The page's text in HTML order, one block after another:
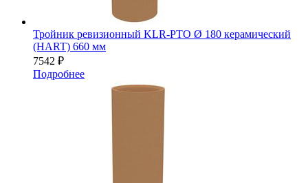
Тройник ревизионный KLR-PTO Ø 180 керамический
(HART) 660 мм
7542 ₽
Подробнее